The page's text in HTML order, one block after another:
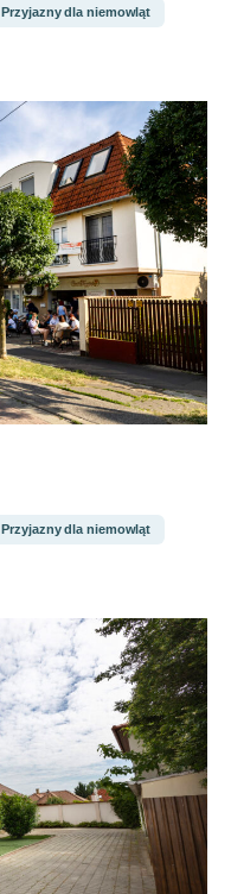
Przyjazny dla niemowląt
Przyjazny dla niemowląt